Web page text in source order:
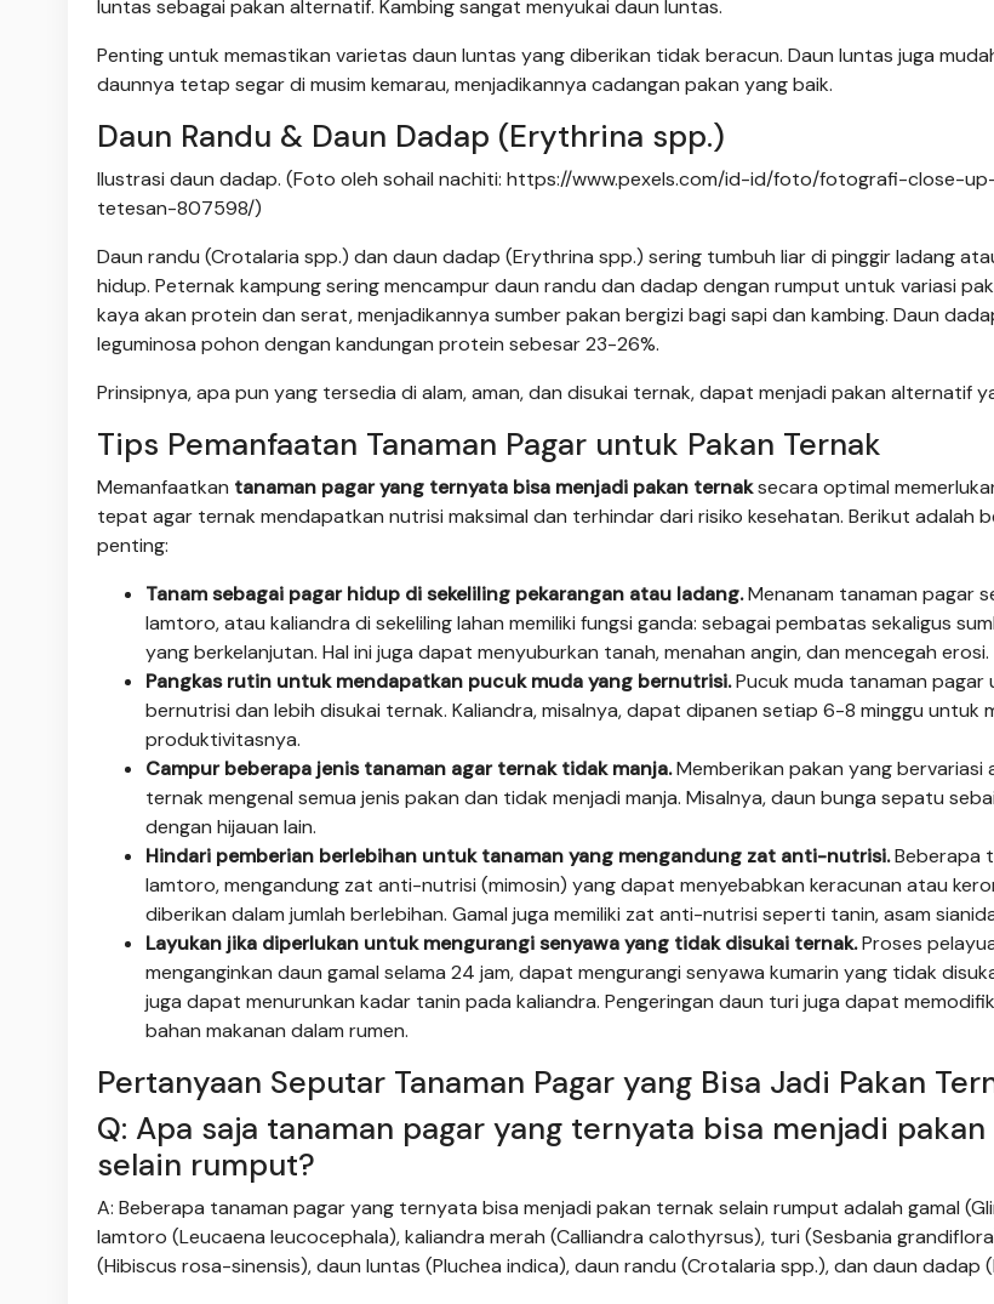
luntas sebagai pakan alternatif. Kambing sangat menyukai daun luntas.
Penting untuk memastikan varietas daun luntas yang diberikan tidak beracun. Daun luntas juga
daunnya tetap segar di musim kemarau, menjadikannya cadangan pakan yang baik.
Daun Randu & Daun Dadap (Erythrina spp.)
Ilustrasi daun dadap. (Foto oleh sohail nachiti: https://www.pexels.com/id-id/foto/fotografi-close-
tetesan-807598/)
Daun randu (Crotalaria spp.) dan daun dadap (Erythrina spp.) sering tumbuh liar di pinggir ladang
hidup. Peternak kampung sering mencampur daun randu dan dadap dengan rumput untuk variasi
kaya akan protein dan serat, menjadikannya sumber pakan bergizi bagi sapi dan kambing. Daun
leguminosa pohon dengan kandungan protein sebesar 23-26%.
Prinsipnya, apa pun yang tersedia di alam, aman, dan disukai ternak, dapat menjadi pakan alternatif
Tips Pemanfaatan Tanaman Pagar untuk Pakan Ternak
Memanfaatkan tanaman pagar yang ternyata bisa menjadi pakan ternaksecara optimal
tepat agar ternak mendapatkan nutrisi maksimal dan terhindar dari risiko kesehatan. Berikut adalah
penting:
Tanam sebagai pagar hidup di sekeliling pekarangan atau ladang.Menanam tanaman pagar
lamtoro, atau kaliandra di sekeliling lahan memiliki fungsi ganda: sebagai pembatas sekaligus
yang berkelanjutan. Hal ini juga dapat menyuburkan tanah, menahan angin, dan mencegah erosi.
Pangkas rutin untuk mendapatkan pucuk muda yang bernutrisi.Pucuk muda tanaman pagar
bernutrisi dan lebih disukai ternak. Kaliandra, misalnya, dapat dipanen setiap 6-8 minggu untuk
produktivitasnya.
Campur beberapa jenis tanaman agar ternak tidak manja.Memberikan pakan yang bervariasi
ternak mengenal semua jenis pakan dan tidak menjadi manja. Misalnya, daun bunga sepatu
dengan hijauan lain.
Hindari pemberian berlebihan untuk tanaman yang mengandung zat anti-nutrisi.Beberapa
lamtoro, mengandung zat anti-nutrisi (mimosin) yang dapat menyebabkan keracunan atau
diberikan dalam jumlah berlebihan. Gamal juga memiliki zat anti-nutrisi seperti tanin, asam
Layukan jika diperlukan untuk mengurangi senyawa yang tidak disukai ternak.Proses
menganginkan daun gamal selama 24 jam, dapat mengurangi senyawa kumarin yang tidak
juga dapat menurunkan kadar tanin pada kaliandra. Pengeringan daun turi juga dapat
bahan makanan dalam rumen.
Pertanyaan Seputar Tanaman Pagar yang Bisa Jadi Pakan
Q: Apa saja tanaman pagar yang ternyata bisa menjadi
selain rumput?
A: Beberapa tanaman pagar yang ternyata bisa menjadi pakan ternak selain rumput adalah gamal
lamtoro (Leucaena leucocephala), kaliandra merah (Calliandra calothyrsus), turi (Sesbania
(Hibiscus rosa-sinensis), daun luntas (Pluchea indica), daun randu (Crotalaria spp.), dan daun dadap